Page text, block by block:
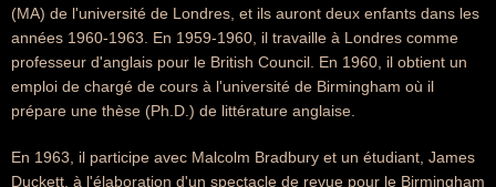
(MA) de l'université de Londres, et ils auront deux enfants dans les
années 1960-1963. En 1959-1960, il travaille à Londres comme
professeur d'anglais pour le British Council. En 1960, il obtient un
emploi de chargé de cours à l'université de Birmingham où il
prépare une thèse (Ph.D.) de littérature anglaise.
En 1963, il participe avec Malcolm Bradbury et un étudiant, James
Duckett, à l'élaboration d'un spectacle de revue pour le Birmingham